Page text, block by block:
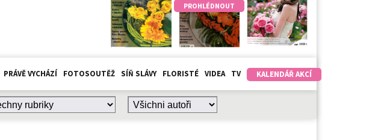
PROHLÉDNOUT
PRÁVĚ VYCHÁZÍ FOTOSOUTĚŽ SÍŇ SLÁVY FLORISTÉ VIDEA TV KALENDÁŘ AKCÍ